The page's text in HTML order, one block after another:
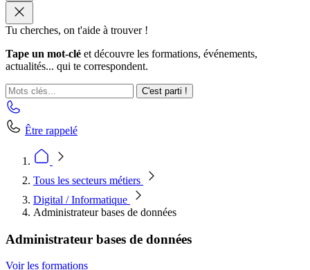
Tu cherches, on t'aide à trouver !
Tape un mot-clé et découvre les formations, événements,
actualités... qui te correspondent.
C'est parti !
Être rappelé
Tous les secteurs métiers
Digital / Informatique
Administrateur bases de données
Administrateur bases de données
Voir les formations